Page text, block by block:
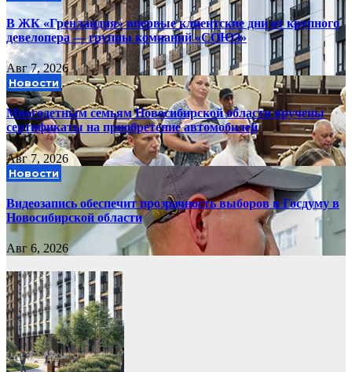
В ЖК «Гренландия» впервые клиентские дни от крупного
девелопера — группы компаний «СОЮЗ»
Авг 7, 2026
Новости
Многодетным семьям Новосибирской области вручены
сертификаты на приобретение автомобилей
Авг 7, 2026
Новости
Видеозапись обеспечит прозрачность выборов в Госдуму в
Новосибирской области
Авг 6, 2026